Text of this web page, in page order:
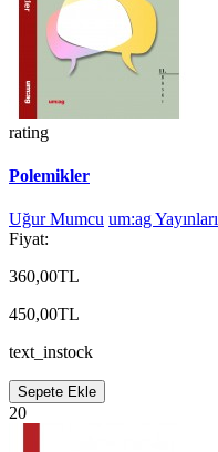
rating
Polemikler
Uğur Mumcu um:ag Yayınları
Fiyat:
360,00TL
450,00TL
text_instock
Sepete Ekle
20